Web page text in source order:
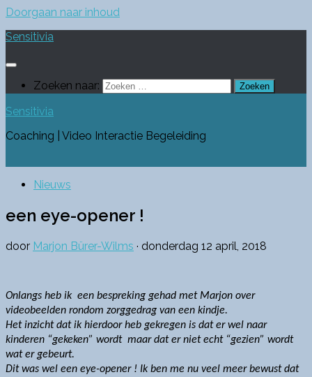
Doorgaan naar inhoud
Sensitivia
Zoeken naar:
Sensitivia
Coaching | Video Interactie Begeleiding
Nieuws
een eye-opener !
door Marjon Bürer-Wilms · donderdag 12 april, 2018
Onlangs heb ik een bespreking gehad met Marjon over
videobeelden rondom zorggedrag van een kindje.
Het inzicht dat ik hierdoor heb gekregen is dat er wel naar
kinderen “gekeken” wordt maar dat er niet echt “gezien” wordt
wat er gebeurt.
Dit was wel een eye-opener ! Ik ben me nu veel meer bewust dat